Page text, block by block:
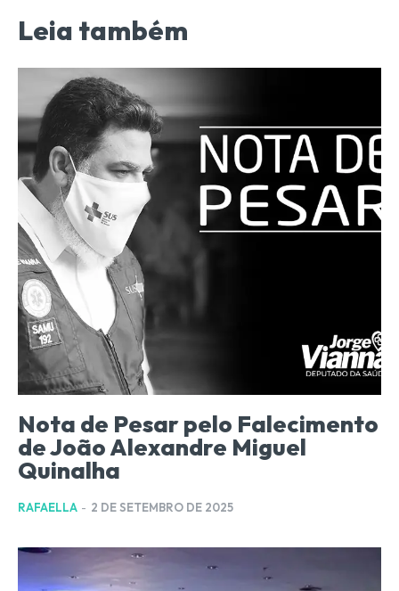
Leia também
Nota de Pesar pelo Falecimento
de João Alexandre Miguel
Quinalha
RAFAELLA - 2 DE SETEMBRO DE 2025